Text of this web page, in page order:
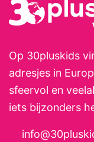
Op 30pluskids
adresjes in
sfeervol en
iets bijzonders